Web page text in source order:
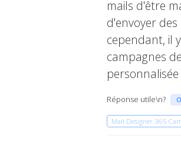
mails d'être
d'envoyer
cependant, il
campagnes
Réponse utile\n?
Mail Designer 365